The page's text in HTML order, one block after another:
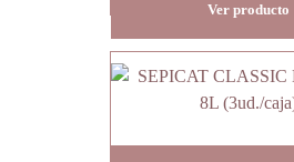
Ver producto